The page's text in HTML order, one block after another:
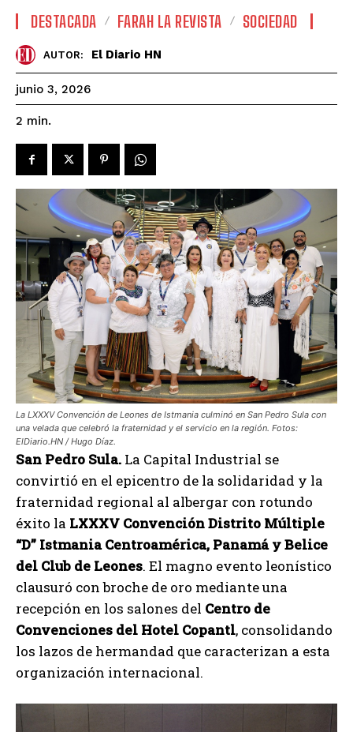
DESTACADA FARAH LA REVISTA SOCIEDAD
AUTOR: El Diario HN
junio 3, 2026
2 min.
La LXXXV Convención de Leones de Istmania culminó en San Pedro Sula con
una velada que celebró la fraternidad y el servicio en la región. Fotos:
ElDiario.HN / Hugo Díaz.
San Pedro Sula. La Capital Industrial se
convirtió en el epicentro de la solidaridad y la
fraternidad regional al albergar con rotundo
éxito la LXXXV Convención Distrito Múltiple
“D” Istmania Centroamérica, Panamá y Belice
del Club de Leones. El magno evento leonístico
clausuró con broche de oro mediante una
recepción en los salones del Centro de
Convenciones del Hotel Copantl, consolidando
los lazos de hermandad que caracterizan a esta
organización internacional.